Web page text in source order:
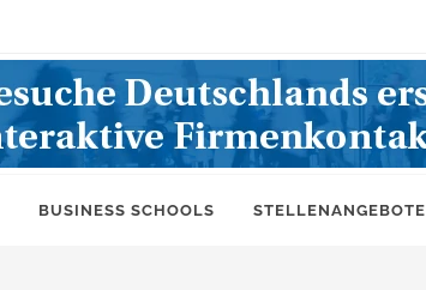
BUSINESS SCHOOLS STELLENANGEBOTE